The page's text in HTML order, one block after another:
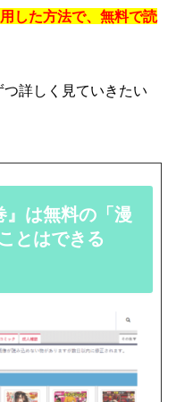
した方法で、無料で読
詳しく見ていきたい
』は無料の「漫
とはできる